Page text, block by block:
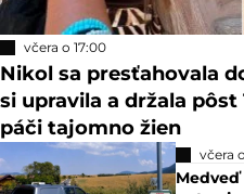
včera o 17:00
Nikol sa presťahovala
si upravila a držala pôst
páči tajomno žien
včera